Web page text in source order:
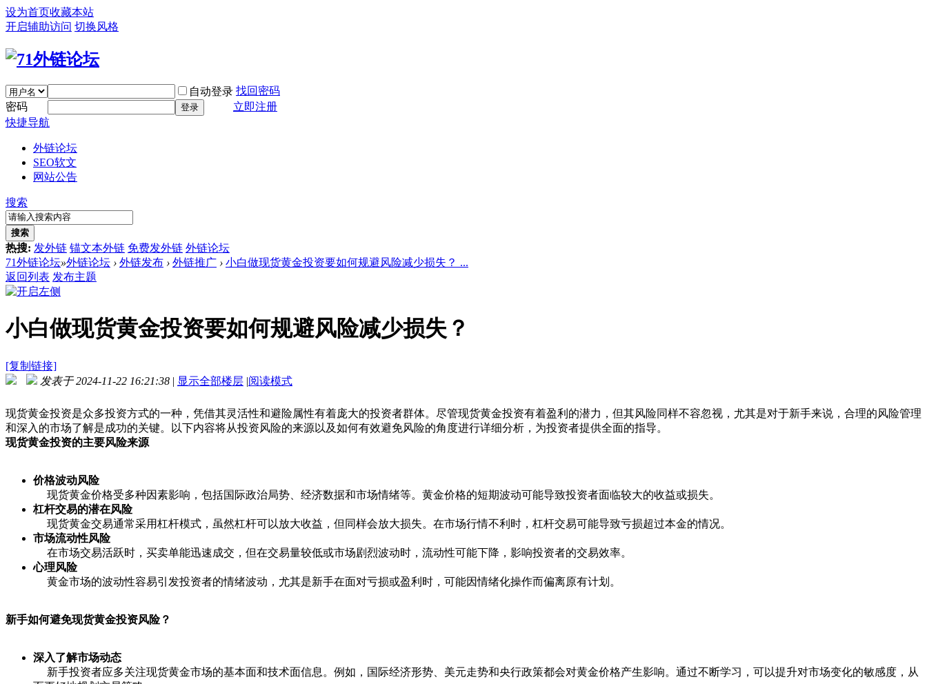
设为首页收藏本站
开启辅助访问 切换风格
自动登录 找回密码
密码
登录
立即注册
快捷导航
外链论坛
SEO软文
网站公告
搜索
搜索
热搜: 发外链 锚文本外链 免费发外链 外链论坛
71外链论坛»外链论坛 › 外链发布 › 外链推广 › 小白做现货黄金投资要如何规避风险减少损失？ ...
返回列表 发布主题
小白做现货黄金投资要如何规避风险减少损失？
[复制链接]
发表于 2024-11-22 16:21:38 | 显示全部楼层 |阅读模式
现货黄金投资是众多投资方式的一种，凭借其灵活性和避险属性有着庞大的投资者群体。尽管现货黄金投资有着盈利的潜力，但其风险同样不容忽视，尤其是对于新手来说，合理的风险管理
和深入的市场了解是成功的关键。以下内容将从投资风险的来源以及如何有效避免风险的角度进行详细分析，为投资者提供全面的指导。
现货黄金投资的主要风险来源
价格波动风险
现货黄金价格受多种因素影响，包括国际政治局势、经济数据和市场情绪等。黄金价格的短期波动可能导致投资者面临较大的收益或损失。
杠杆交易的潜在风险
现货黄金交易通常采用杠杆模式，虽然杠杆可以放大收益，但同样会放大损失。在市场行情不利时，杠杆交易可能导致亏损超过本金的情况。
市场流动性风险
在市场交易活跃时，买卖单能迅速成交，但在交易量较低或市场剧烈波动时，流动性可能下降，影响投资者的交易效率。
心理风险
黄金市场的波动性容易引发投资者的情绪波动，尤其是新手在面对亏损或盈利时，可能因情绪化操作而偏离原有计划。
新手如何避免现货黄金投资风险？
深入了解市场动态
新手投资者应多关注现货黄金市场的基本面和技术面信息。例如，国际经济形势、美元走势和央行政策都会对黄金价格产生影响。通过不断学习，可以提升对市场变化的敏感度，从